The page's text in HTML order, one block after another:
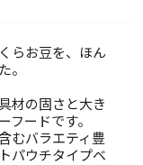
らお豆を、ほん
。
材の固さと大き
フードです。
むバラエティ豊
パウチタイプベ